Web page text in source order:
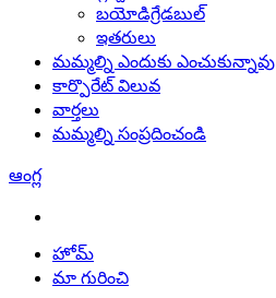
బయోడిగ్రేడబుల్
ఇతరులు
మమ్మల్ని ఎందుకు ఎంచుకున్నావు
కార్పొరేట్ విలువ
వార్తలు
మమ్మల్ని సంప్రదించండి
ఆంగ్ల
హోమ్
మా గురించి